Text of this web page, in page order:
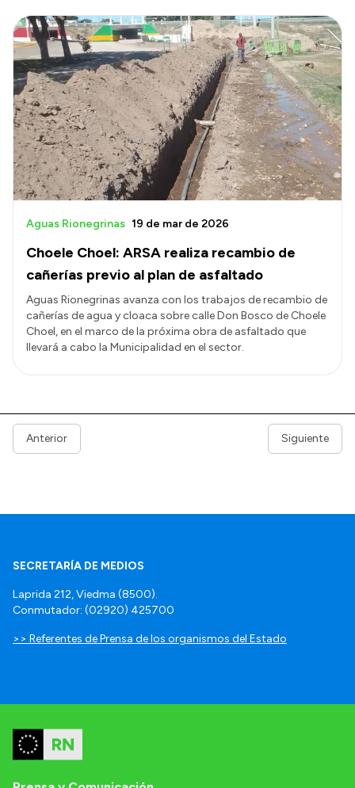
Choele Choel: ARSA realiza recambio de
cañerías previo al plan de asfaltado
Aguas Rionegrinas 19 de mar de 2026
Aguas Rionegrinas avanza con los trabajos de recambio de
cañerías de agua y cloaca sobre calle Don Bosco de Choele
Choel, en el marco de la próxima obra de asfaltado que
llevará a cabo la Municipalidad en el sector.
Anterior Siguiente
SECRETARÍA DE MEDIOS
Laprida 212, Viedma (8500).
Conmutador: (02920) 425700
>> Referentes de Prensa de los organismos del Estado